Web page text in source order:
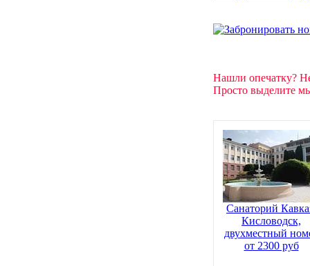
Нашли опечатку?
Просто выделите
Санаторий
Кисловодск,
двухместный
от 2300 руб